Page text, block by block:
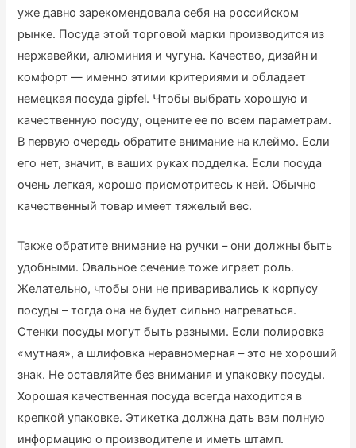
уже давно зарекомендовала себя на российском
рынке. Посуда этой торговой марки производится из
нержавейки, алюминия и чугуна. Качество, дизайн и
комфорт — именно этими критериями и обладает
немецкая посуда gipfel. Чтобы выбрать хорошую и
качественную посуду, оцените ее по всем параметрам.
В первую очередь обратите внимание на клеймо. Если
его нет, значит, в ваших руках подделка. Если посуда
очень легкая, хорошо присмотритесь к ней. Обычно
качественный товар имеет тяжелый вес.
Также обратите внимание на ручки – они должны быть
удобными. Овальное сечение тоже играет роль.
Желательно, чтобы они не приваривались к корпусу
посуды – тогда она не будет сильно нагреваться.
Стенки посуды могут быть разными. Если полировка
«мутная», а шлифовка неравномерная – это не хороший
знак. Не оставляйте без внимания и упаковку посуды.
Хорошая качественная посуда всегда находится в
крепкой упаковке. Этикетка должна дать вам полную
информацию о производителе и иметь штамп.